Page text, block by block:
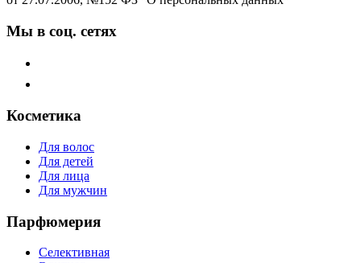
Мы в соц. сетях
Косметика
Для волос
Для детей
Для лица
Для мужчин
Парфюмерия
Селективная